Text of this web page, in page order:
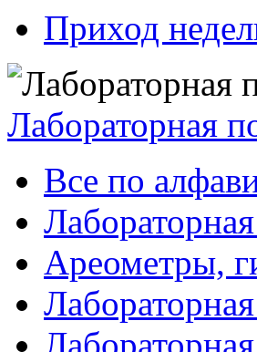
Приход
Лабораторная
Все по
Ареометры,